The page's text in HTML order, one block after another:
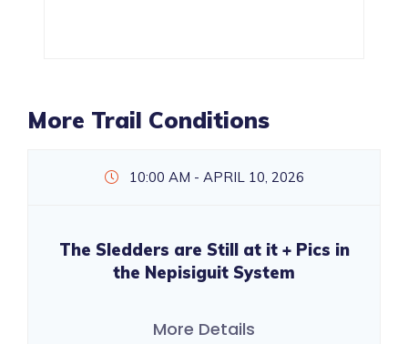
More Trail Conditions
10:00 AM - APRIL 10, 2026
The Sledders are Still at it + Pics in
the Nepisiguit System
More Details